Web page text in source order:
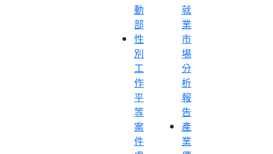
動
部
性
別
工
作
平
等
案
件
就
業
市
場
分
析
報
告
產
業